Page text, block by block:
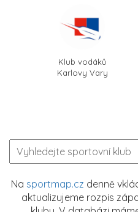
Klub vodáků
Karlovy Vary
Na sportmap.cz denně
aktualizujeme rozpis